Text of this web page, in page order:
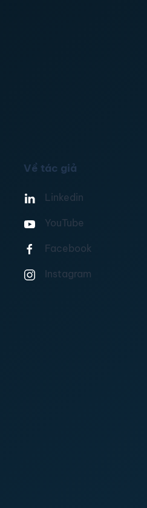
Về tác giả
Linkedin
YouTube
Facebook
Instagram